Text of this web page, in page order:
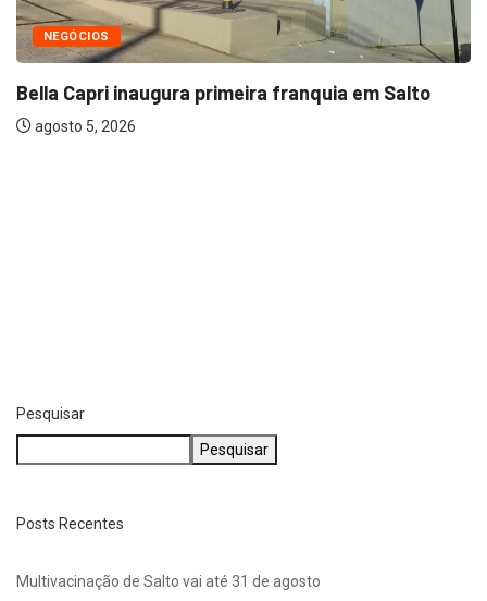
NEGÓCIOS
Bella Capri inaugura primeira franquia em Salto
agosto 5, 2026
Pesquisar
Pesquisar
Posts Recentes
Multivacinação de Salto vai até 31 de agosto